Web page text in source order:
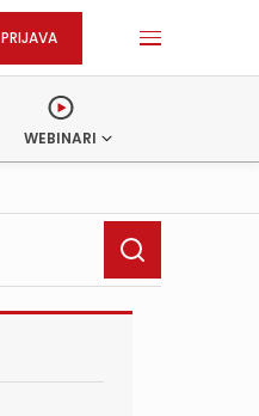
PRIJAVA
WEBINARI